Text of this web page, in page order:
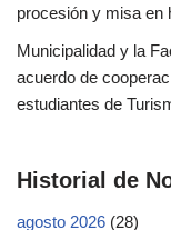
procesión y misa en
Municipalidad y la
acuerdo de
estudiantes de
Historial de
agosto 2026 (28)